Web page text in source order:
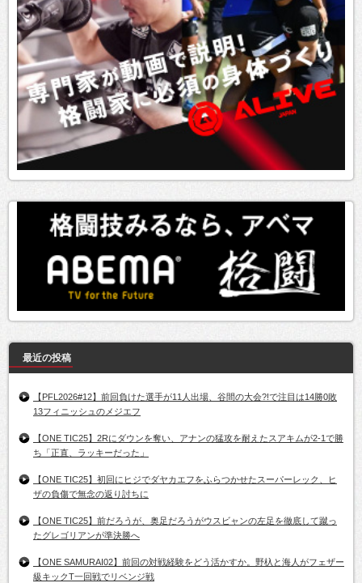
最近の投稿
【PFL2026#12】前回負けた選手が11人出場、谷間の大会?!で注目は14勝0敗
13フィニッシュのメジエフ
【ONE TIC25】2Rにダウンを奪い、アナンの猛攻を耐えたスアキムが2-1で勝
ち「正直、ラッキーだった」
【ONE TIC25】初回にヒジでダヤカエフをふらつかせたスーパーレック、ヒ
ザの負傷で無念の返り討ちに
【ONE TIC25】前だろうが、奥足だろうがウスビャンの左足を徹底して蹴っ
たグレゴリアンが準決勝へ
【ONE SAMURAI02】前回の対戦経験をどう活かすか。野杁と海人がフェザー
級キックT一回戦でリベンジ戦